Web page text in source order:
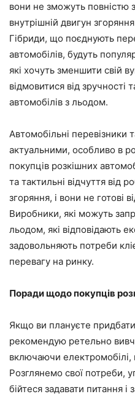
вони не зможуть повністю
внутрішній двигун
Гібриди, що поєднують
автомобілів, будуть
які хочуть зменшити свій
відмовитися від зручності
автомобілів з льодом.
Автомобільні перевізники
актуальними, особливо в
покупців розкішних
та тактильні відчуття від
згоряння, і вони не готові
Виробники, які можуть
льодом, які відповідають
задовольняють потреби
перевагу на ринку.
Поради щодо покупців
Якщо ви плануєте
рекомендую ретельно
включаючи електромобілі,
Розглянемо свої потреби,
бійтеся задавати питання і